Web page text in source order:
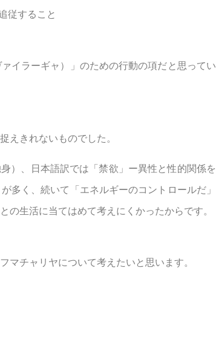
従すること
イラーギャ）」のための行動の項だと思ってい
えきれないものでした。
）、日本語訳では「禁欲」ー異性と性的関係を
多く、続いて「エネルギーのコントロールだ」
生活に当てはめて考えにくかったからです。
チャリヤについて考えたいと思います。